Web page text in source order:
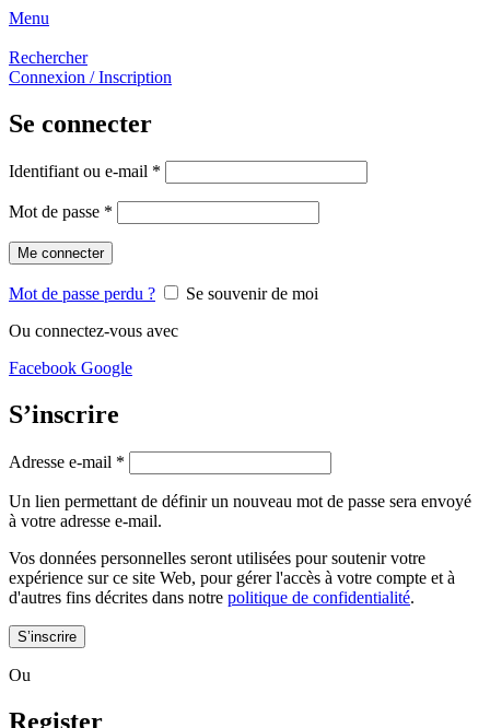
Menu
Rechercher
Connexion / Inscription
Se connecter
Identifiant ou e-mail *
Mot de passe *
Me connecter
Mot de passe perdu ?
Se souvenir de moi
Ou connectez-vous avec
Facebook Google
S’inscrire
Adresse e-mail *
Un lien permettant de définir un nouveau mot de passe sera envoyé
à votre adresse e-mail.
Vos données personnelles seront utilisées pour soutenir votre
expérience sur ce site Web, pour gérer l'accès à votre compte et à
d'autres fins décrites dans notre politique de confidentialité.
S’inscrire
Ou
Register